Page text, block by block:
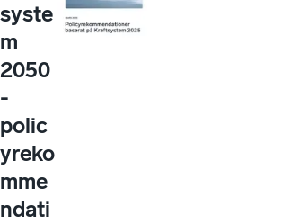
syste
m
2050
-
polic
yreko
mme
ndati